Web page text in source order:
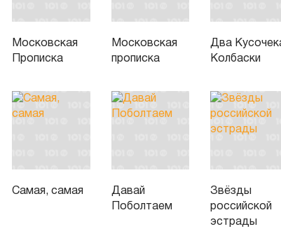
Московская
Прописка
Московская
прописка
Два
Колбаски
Самая, самая
Давай
Поболтаем
Звёзды
российской
эстрады